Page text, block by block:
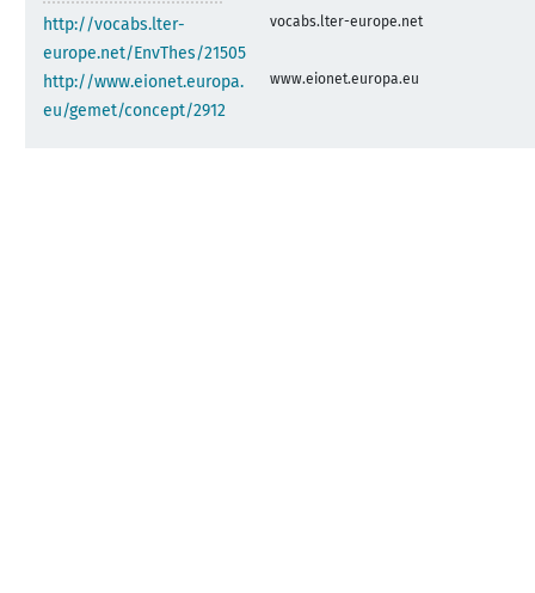
http://vocabs.lter-
europe.net/EnvThes/21505
vocabs.lter-europe.net
http://www.eionet.europa.
eu/gemet/concept/2912
www.eionet.europa.eu